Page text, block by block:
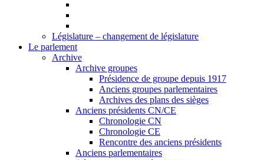
Législature – changement de législature
Le parlement
Archive
Archive groupes
Présidence de groupe depuis 1917
Anciens groupes parlementaires
Archives des plans des sièges
Anciens présidents CN/CE
Chronologie CN
Chronologie CE
Rencontre des anciens présidents
Anciens parlementaires